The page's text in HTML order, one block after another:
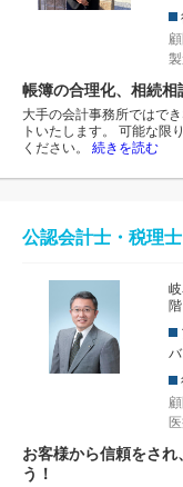
帳簿の合理化、相続相
大手の会計事務所ではで
トいたします。 可能な限
ください。 続きを読む
公認会計士・税理
お客様から信頼をさ
う！